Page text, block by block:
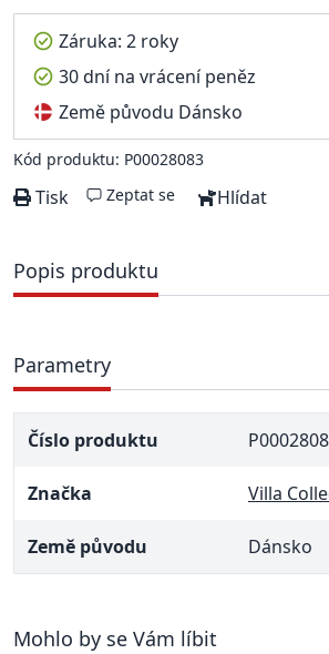
Záruka: 2 roky
30 dní na vrácení peněz
Země původu Dánsko
Kód produktu: P00028083
Tisk Zeptat se Hlídat
Popis produktu
Parametry
Číslo produktu
Značka Villa
Země původu Dánsko
Mohlo by se Vám líbit